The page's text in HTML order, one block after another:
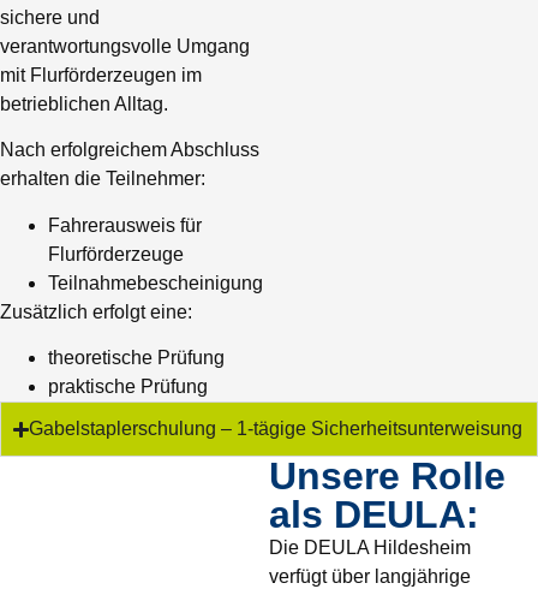
sichere und
verantwortungsvolle Umgang
mit Flurförderzeugen im
betrieblichen Alltag.
Nach erfolgreichem Abschluss
erhalten die Teilnehmer:
Fahrerausweis für
Flurförderzeuge
Teilnahmebescheinigung
Zusätzlich erfolgt eine:
theoretische Prüfung
praktische Prüfung
Gabelstaplerschulung – 1-tägige Sicherheitsunterweisung
Unsere Rolle
als DEULA:
Die DEULA Hildesheim
verfügt über langjährige